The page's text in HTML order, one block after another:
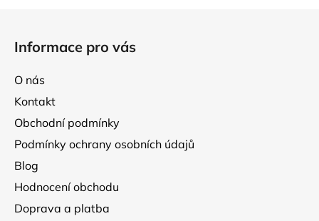
Informace pro vás
O nás
Kontakt
Obchodní podmínky
Podmínky ochrany osobních údajů
Blog
Hodnocení obchodu
Doprava a platba